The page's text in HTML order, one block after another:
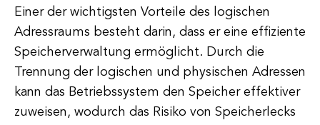
Einer der wichtigsten Vorteile des logischen
Adressraums besteht darin, dass er eine effiziente
Speicherverwaltung ermöglicht. Durch die
Trennung der logischen und physischen Adressen
kann das Betriebssystem den Speicher effektiver
zuweisen, wodurch das Risiko von Speicherlecks